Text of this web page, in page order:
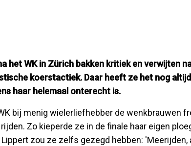
het WK in Zürich bakken kritiek en verwijten
koerstactiek. Daar heeft ze het nog
haar helemaal onterecht is.
bij menig wielerliefhebber de wenkbrauwen
Zo kieperde ze in de finale haar eigen
zou ze zelfs gezegd hebben: